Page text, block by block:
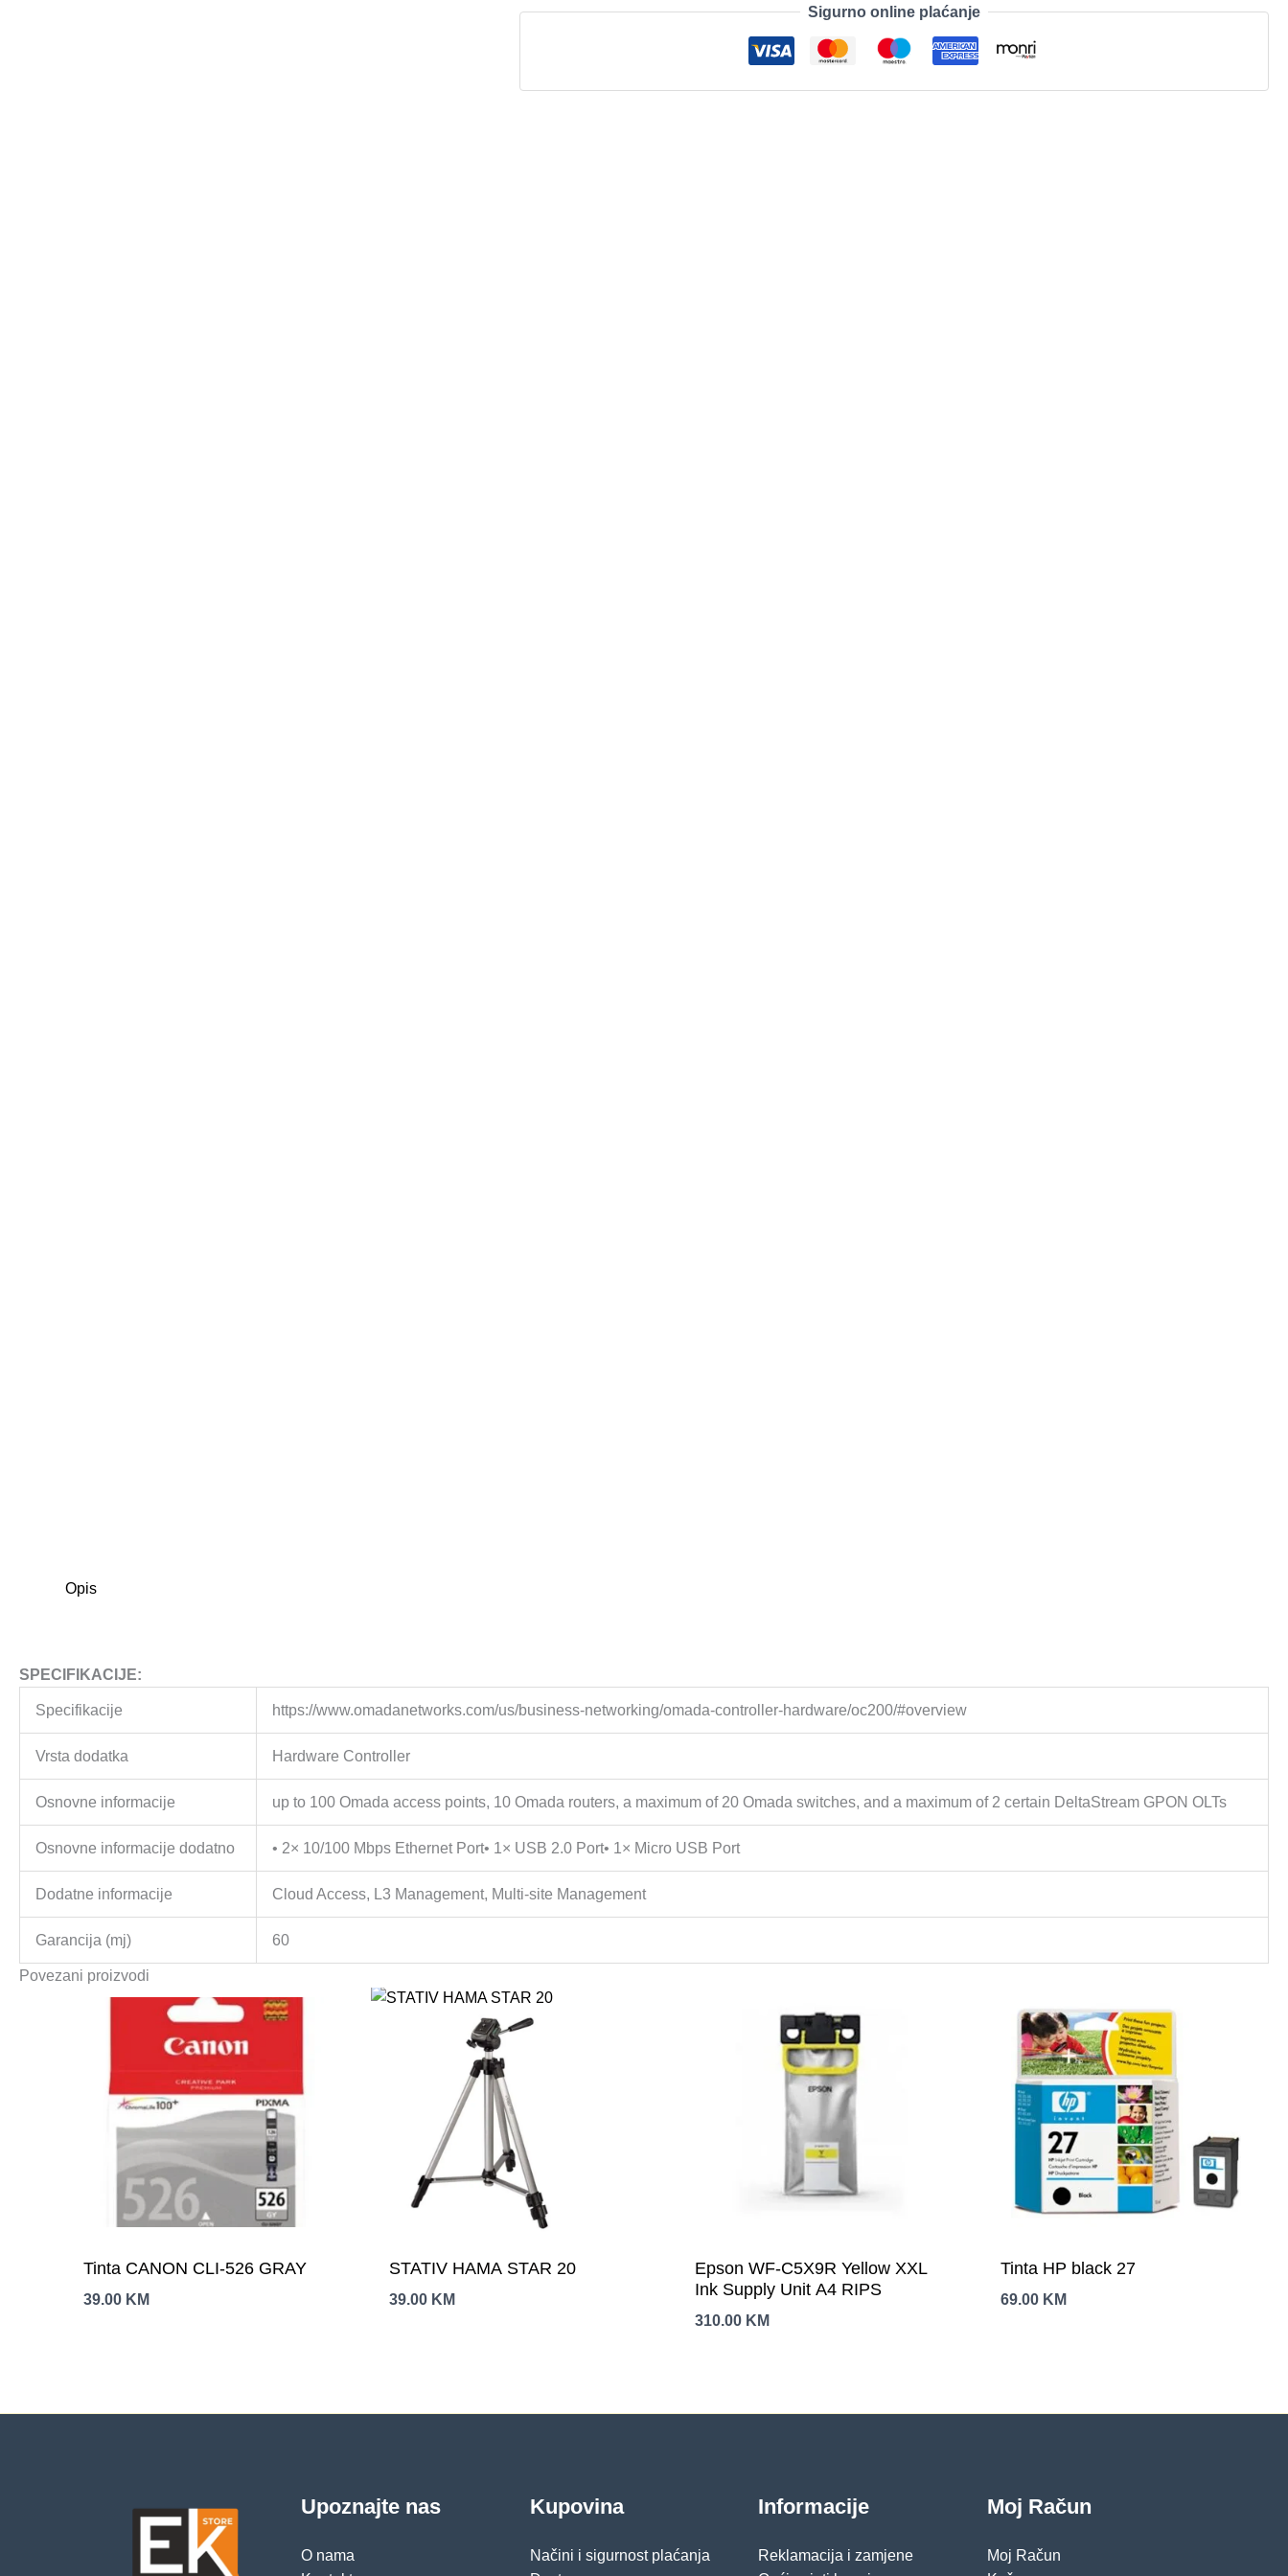
Link
Sigurno online plaćanje
Opis
SPECIFIKACIJE:
Specifikacije https://www.omadanetworks.com/us/business-networking/omada-controller-hardware/oc200/#overview
Vrsta dodatka Hardware Controller
Osnovne informacije up to 100 Omada access points, 10 Omada routers, a maximum of 20 Omada switches, and a maximum of 2 certain DeltaStream GPON OLTs
Osnovne informacije dodatno • 2× 10/100 Mbps Ethernet Port• 1× USB 2.0 Port• 1× Micro USB Port
Dodatne informacije Cloud Access, L3 Management, Multi-site Management
Garancija (mj) 60
Povezani proizvodi
Tinta CANON CLI-526 GRAY
39.00 KM
STATIV HAMA STAR 20
39.00 KM
Epson WF-C5X9R Yellow XXL
Ink Supply Unit A4 RIPS
310.00 KM
Tinta HP black 27
69.00 KM
Upoznajte nas
O nama
Kupovina
Načini i sigurnost plaćanja
Informacije
Reklamacija i zamjene
Moj Račun
Moj Račun